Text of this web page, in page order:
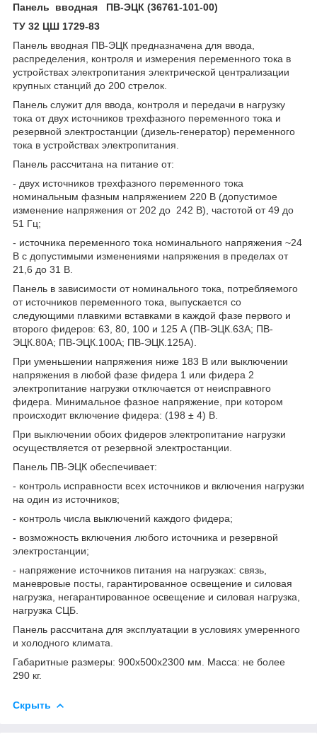
Панель вводная ПВ-ЭЦК (36761-101-00)
ТУ 32 ЦШ 1729-83
Панель вводная ПВ-ЭЦК предназначена для ввода,
распреде­ления, контроля и измерения переменного тока в
устройствах электропитания электрической централизации
крупных станций до 200 стрелок.
Панель служит для ввода, контроля и передачи в нагрузку
тока от двух источников трехфазного переменного тока и
резервной электростанции (дизель-генератор) переменного
тока в устройствах электропитания.
Панель рассчитана на питание от:
- двух источников трехфазного переменного тока
номинальным фазным напряжением 220 В (допустимое
изменение напряжения от 202 до 242 В), частотой от 49 до
51 Гц;
- источника переменного тока номинального напряжения ~24
В с допустимыми изменениями напряжения в пределах от
21,6 до 31 В.
Панель в зависимости от номинального тока, потребляемого
от источников переменного тока, выпускается со
следующими плавкими вставками в каждой фазе первого и
второго фидеров: 63, 80, 100 и 125 А (ПВ-ЭЦК.63А; ПВ-
ЭЦК.80А; ПВ-ЭЦК.100А; ПВ-ЭЦК.125А).
При уменьшении напряжения ниже 183 В или выключении
напряжения в любой фазе фидера 1 или фидера 2
электропитание нагрузки отключается от неисправного
фидера. Минимальное фазное напряжение, при котором
происходит включение фидера: (198 ± 4) В.
При выключении обоих фидеров электропитание нагрузки
осуществляется от резервной электростанции.
Панель ПВ-ЭЦК обеспечивает:
- контроль исправности всех источников и включения нагрузки
на один из источников;
- контроль числа выключений каждого фидера;
- возможность включения любого источника и резервной
электростанции;
- напряжение источников питания на нагрузках: связь,
маневровые посты, гарантированное освещение и силовая
нагрузка, негарантированное освещение и силовая нагрузка,
нагрузка СЦБ.
Панель рассчитана для эксплуатации в условиях умеренного
и холодного климата.
Габаритные размеры: 900x500x2300 мм. Масса: не более
290 кг.
Скрыть